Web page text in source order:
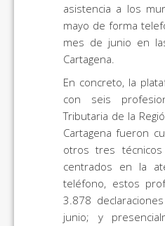
asistencia a los
mayo de forma
mes de junio en
Cartagena.
En concreto, la
con seis
Tributaria de la
Cartagena fueron
otros tres
centrados en la
teléfono, estos
3.878
junio; y